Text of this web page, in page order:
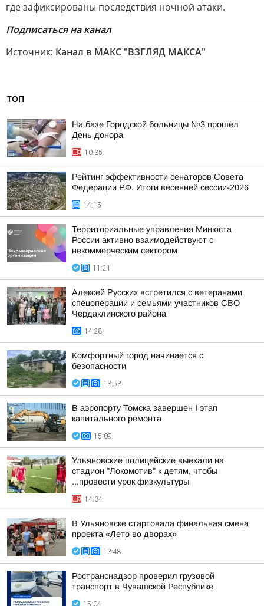
где зафиксированы последствия ночной атаки.
Подписаться на канал
Источник: Канал в МАКС "ВЗГЛЯД МАКСА"
ТОП
На базе Городской больницы №3 прошёл
День донора
10:35
Рейтинг эффективности сенаторов Совета
Федерации РФ. Итоги весенней сессии-2026
14:15
Территориальные управления Минюста
России активно взаимодействуют с
некоммерческим сектором
11:21
Алексей Русских встретился с ветеранами
спецоперации и семьями участников СВО
Чердаклинского района
14:28
Комфортный город начинается с
безопасности
13:53
В аэропорту Томска завершен I этап
капитального ремонта
15:09
Ульяновские полицейские выехали на
стадион "Локомотив" к детям, чтобы
...провести урок физкультуры
14:34
В Ульяновске стартовала финальная смена
проекта «Лето во дворах»
13:48
Ространснадзор проверил грузовой
транспорт в Чувашской Республике
15:04